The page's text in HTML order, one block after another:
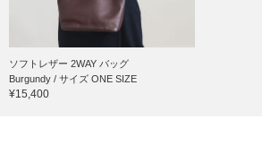
ソフトレザー 2WAY バッグ
Burgundy / サイズ ONE SIZE
¥15,400